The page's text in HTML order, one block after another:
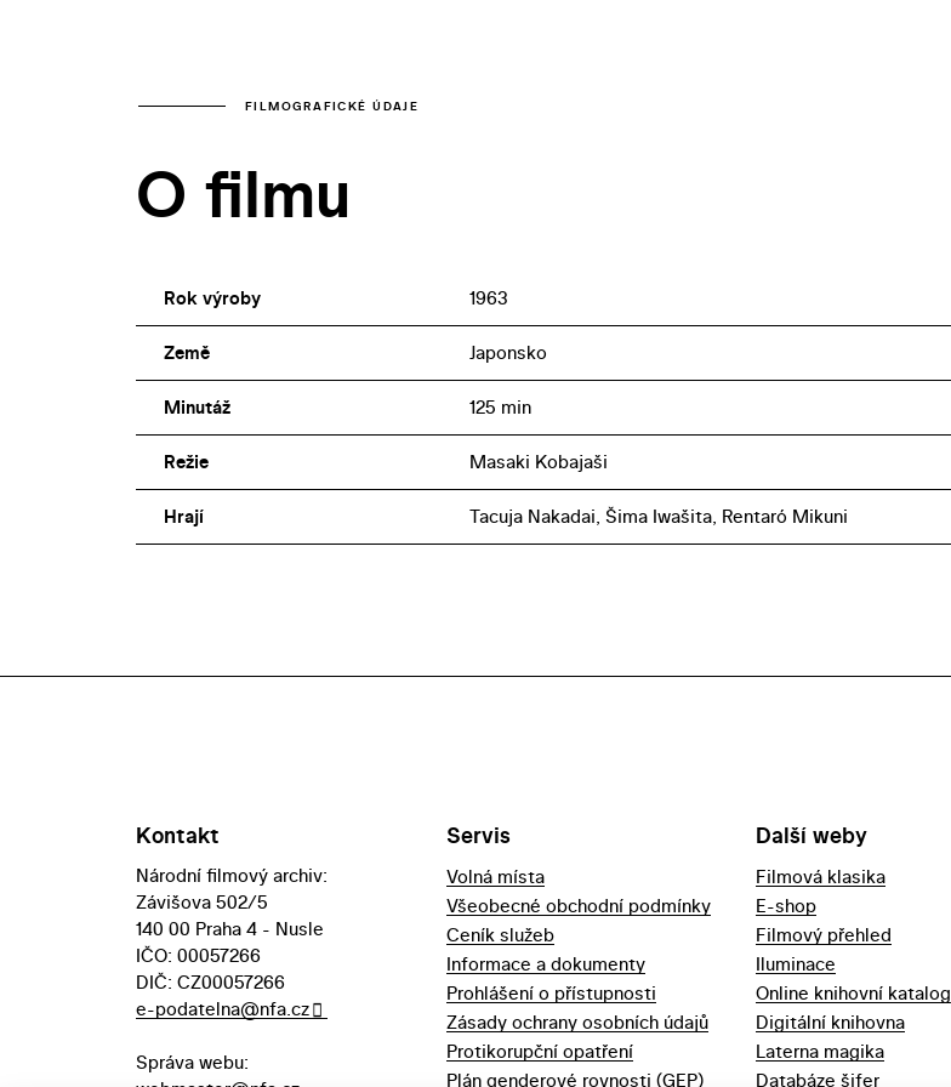
FILMOGRAFICKÉ ÚDAJE
O filmu
Rok výroby 1963
Země Japonsko
Minutáž 125 min
Režie Masaki Kobajaši
Hrají Tacuja Nakadai, Šima Iwašita, Rentaró Mikuni
Kontakt
Národní filmový archiv:
Závišova 502/5
140 00 Praha 4 - Nusle
IČO: 00057266
DIČ: CZ00057266
e-podatelna@nfa.cz
Správa webu:
Servis
Volná místa
Všeobecné obchodní podmínky
Ceník služeb
Informace a dokumenty
Prohlášení o přístupnosti
Zásady ochrany osobních údajů
Protikorupční opatření
Plán genderové rovnosti (GEP)
Další weby
Filmová klasika
E-shop
Filmový přehled
Iluminace
Online knihovní katalog
Digitální knihovna
Laterna magika
Databáze šifer